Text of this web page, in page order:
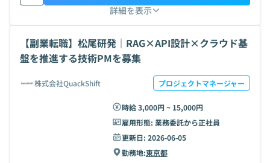
詳細を表示
【副業転職】松尾研発｜RAG×API設計×クラウド基
盤を推進する技術PMを募集
株式会社QuackShift プロジェクトマネージャー
時給 3,000円 ~ 15,000円
雇用形態: 業務委託から正社員
更新日: 2026-06-05
勤務地:東京都